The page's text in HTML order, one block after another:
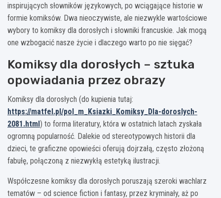
inspirujących słowników językowych, po wciągające historie w
formie komiksów. Dwa nieoczywiste, ale niezwykle wartościowe
wybory to komiksy dla dorosłych i słowniki francuskie. Jak mogą
one wzbogacić nasze życie i dlaczego warto po nie sięgać?
Komiksy dla dorosłych – sztuka
opowiadania przez obrazy
Komiksy dla dorosłych (do kupienia tutaj:
https://matfel.pl/pol_m_Ksiazki_Komiksy_Dla-doroslych-
2081.html) to forma literatury, która w ostatnich latach zyskała
ogromną popularność. Dalekie od stereotypowych historii dla
dzieci, te graficzne opowieści oferują dojrzałą, często złożoną
fabułę, połączoną z niezwykłą estetyką ilustracji.
Współczesne komiksy dla dorosłych poruszają szeroki wachlarz
tematów – od science fiction i fantasy, przez kryminały, aż po